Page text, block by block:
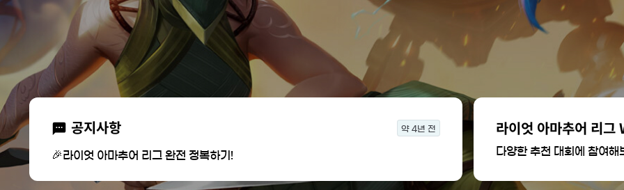
공지사항
🎉라이엇 아마추어 리그 완전 정복하기!
약 4년 전 라이엇 아마추어 리그
다양한 추천 대회에 참여해